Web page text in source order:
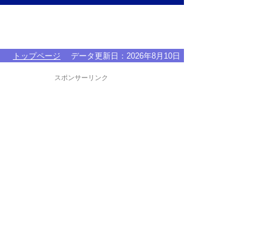
トップページ データ更新日： 2026年8月10日
スポンサーリンク